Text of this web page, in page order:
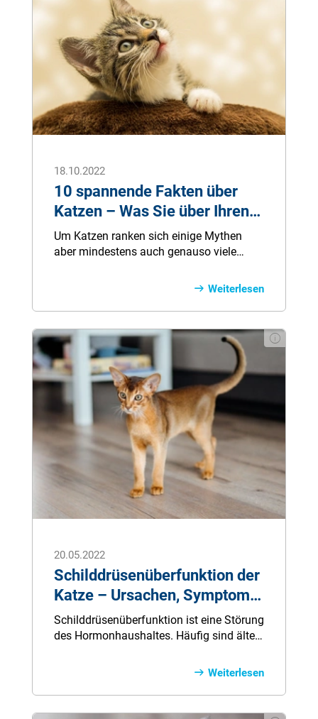
18.10.2022
10 spannende Fakten über
Katzen – Was Sie über Ihren
Stubentiger noch nicht
wissen!
Um Katzen ranken sich einige Mythen
aber mindestens auch genauso viele
Katzenliebhaber noch gar nicht kennt.
über Katzen zusammengestellt.
Weiterlesen
20.05.2022
Schilddrüsenüberfunktion der
Katze – Ursachen, Symptome,
Behandlung
Schilddrüsenüberfunktion ist eine Störung
des Hormonhaushaltes. Häufig sind ältere
Schilddrüsenhormonen im Blut
langfristig zu Organschäden führen.
Verschiedene Therapien sind möglich und
Weiterlesen